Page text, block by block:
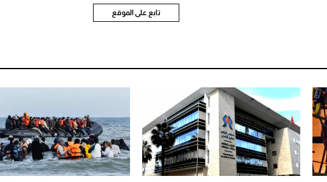
تابع على الموقع